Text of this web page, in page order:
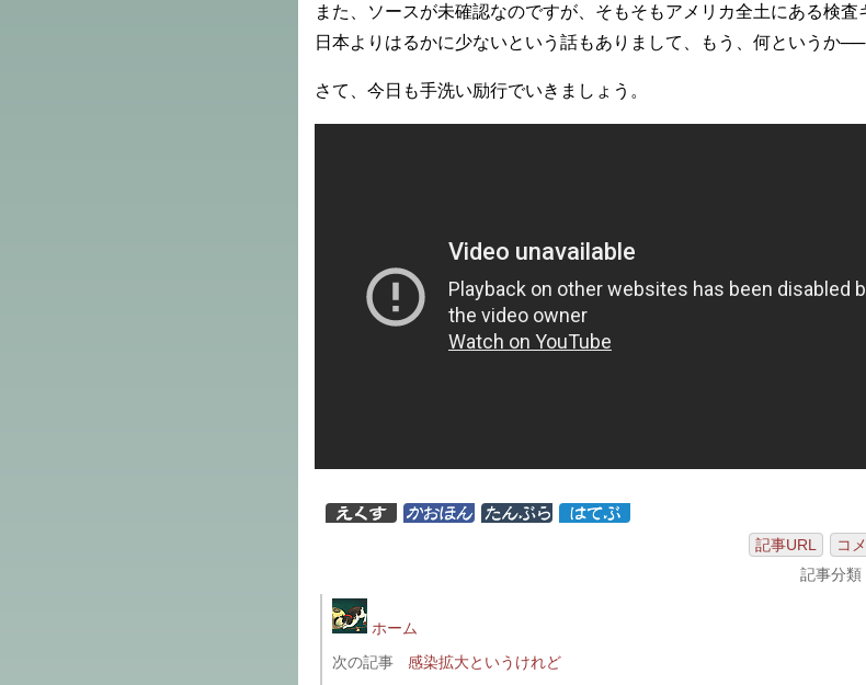
また、ソースが未確認なのですが、そもそもアメリカ全土にある検査
日本よりはるかに少ないという話もありまして、もう、何というか──
さて、今日も手洗い励行でいきましょう。
記事URL
コ
記事分類
ホーム
次の記事
感染拡大というけれど